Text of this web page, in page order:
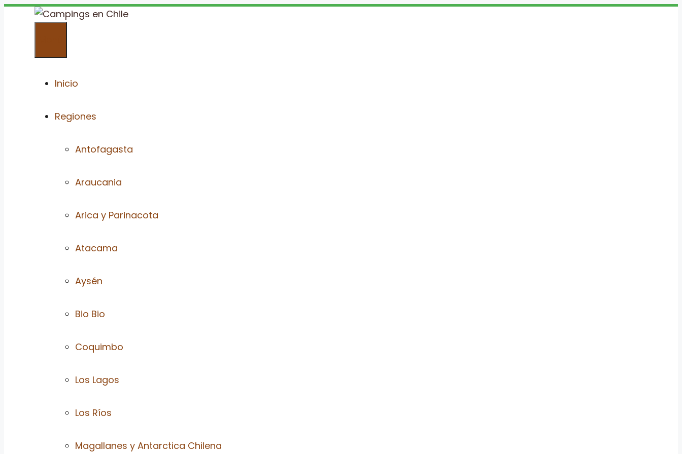
Saltar
Inicio
Regiones
Antofagasta
Araucania
Arica y Parinacota
Atacama
Aysén
Bio Bio
Coquimbo
Los Lagos
Los Ríos
Magallanes y Antarctica Chilena